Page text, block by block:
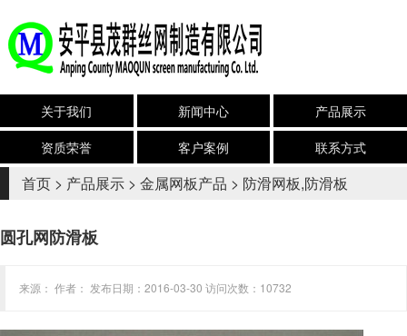
关于我们 新闻中心
产品展示
资质荣誉
客户案例 联系方式
首页 > 产品展示 > 金属网板产品 > 防滑网板,防滑板
圆孔网防滑板
来源： 作者： 发布日期：2016-03-30 访问次数：10732